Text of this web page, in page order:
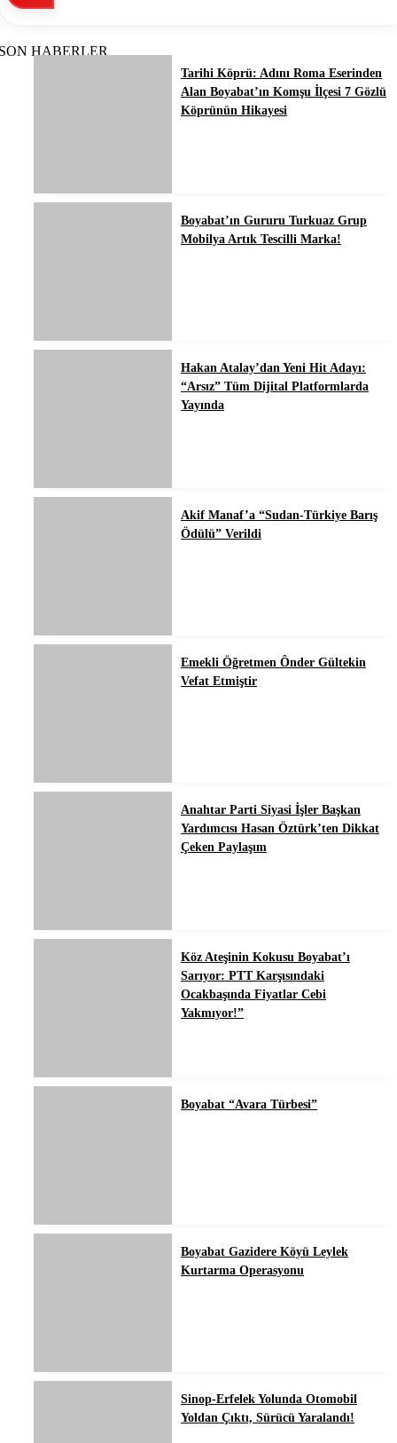
HABERLER
Tarihi Köprü: Adını Roma Eserinden
Alan Boyabat’ın Komşu İlçesi 7 Gözlü
Köprünün Hikayesi
Boyabat’ın Gururu Turkuaz Grup
Mobilya Artık Tescilli Marka!
Hakan Atalay’dan Yeni Hit Adayı:
“Arsız” Tüm Dijital Platformlarda
Yayında
Akif Manaf’a “Sudan-Türkiye Barış
Ödülü” Verildi
Emekli Öğretmen Ônder Gültekin
Vefat Etmiştir
Anahtar Parti Siyasi İşler Başkan
Yardımcısı Hasan Öztürk’ten Dikkat
Çeken Paylaşım
Köz Ateşinin Kokusu Boyabat’ı
Sarıyor: PTT Karşısındaki
Ocakbaşında Fiyatlar Cebi
Yakmıyor!”
Boyabat “Avara Türbesi”
Boyabat Gazidere Köyü Leylek
Kurtarma Operasyonu
Sinop-Erfelek Yolunda Otomobil
Yoldan Çıktı, Sürücü Yaralandı!